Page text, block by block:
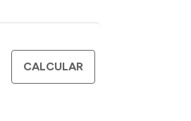
CALCULAR